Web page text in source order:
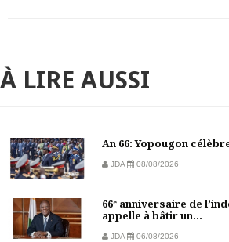
À LIRE AUSSI
An 66: Yopougon
JDA 08/08/2026
66ᵉ anniversaire de
appelle à bâtir un...
JDA 06/08/2026